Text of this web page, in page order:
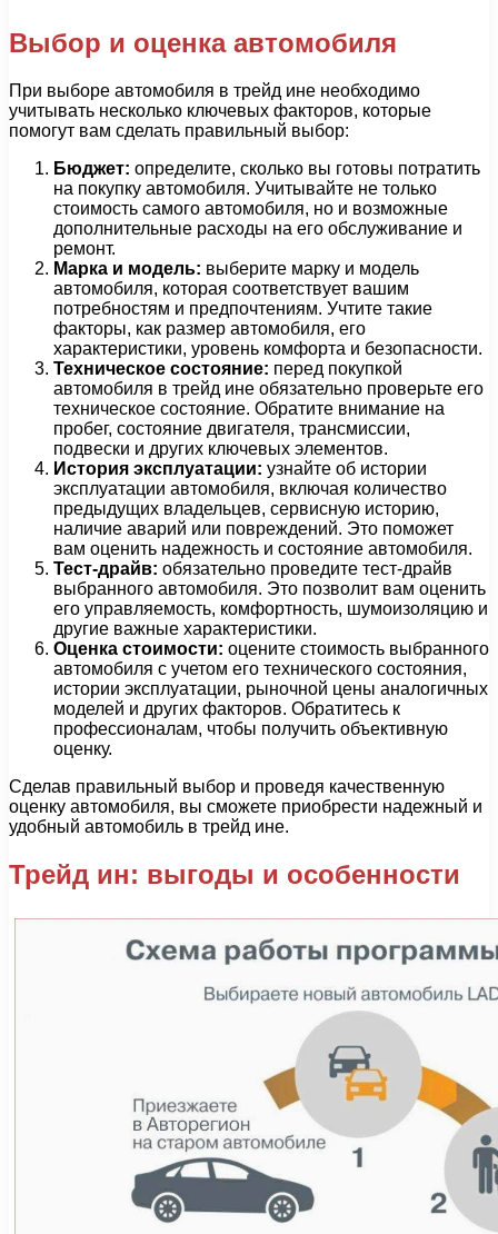
Выбор и оценка автомобиля
При выборе автомобиля в трейд ине необходимо
учитывать несколько ключевых факторов, которые
помогут вам сделать правильный выбор:
Бюджет: определите, сколько вы готовы потратить
на покупку автомобиля. Учитывайте не только
стоимость самого автомобиля, но и возможные
дополнительные расходы на его обслуживание и
ремонт.
Марка и модель: выберите марку и модель
автомобиля, которая соответствует вашим
потребностям и предпочтениям. Учтите такие
факторы, как размер автомобиля, его
характеристики, уровень комфорта и безопасности.
Техническое состояние: перед покупкой
автомобиля в трейд ине обязательно проверьте его
техническое состояние. Обратите внимание на
пробег, состояние двигателя, трансмиссии,
подвески и других ключевых элементов.
История эксплуатации: узнайте об истории
эксплуатации автомобиля, включая количество
предыдущих владельцев, сервисную историю,
наличие аварий или повреждений. Это поможет
вам оценить надежность и состояние автомобиля.
Тест-драйв: обязательно проведите тест-драйв
выбранного автомобиля. Это позволит вам оценить
его управляемость, комфортность, шумоизоляцию и
другие важные характеристики.
Оценка стоимости: оцените стоимость выбранного
автомобиля с учетом его технического состояния,
истории эксплуатации, рыночной цены аналогичных
моделей и других факторов. Обратитесь к
профессионалам, чтобы получить объективную
оценку.
Сделав правильный выбор и проведя качественную
оценку автомобиля, вы сможете приобрести надежный и
удобный автомобиль в трейд ине.
Трейд ин: выгоды и особенности